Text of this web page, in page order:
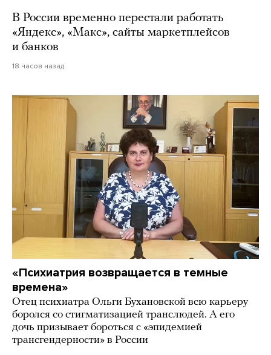
В России временно перестали работать
«Яндекс», «Макс», сайты маркетплейсов
и банков
18 часов назад
«Психиатрия возвращается в темные
времена»
Отец психиатра Ольги Бухановской всю карьеру
боролся со стигматизацией транслюдей. А его
дочь призывает бороться с «эпидемией
трансгендерности» в России